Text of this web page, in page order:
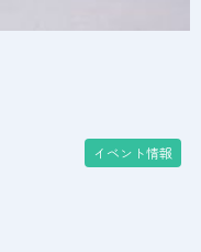
イベント情報